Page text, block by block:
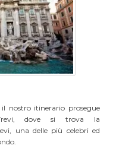
nostro itinerario prosegue
dove si trova la
una delle più celebri ed